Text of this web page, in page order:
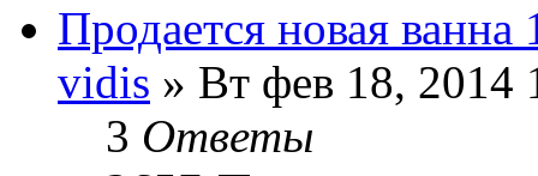
Продается новая
vidis » Вт фев 18, 2014
3 Ответы